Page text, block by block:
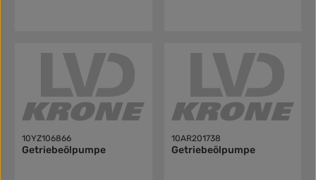
10YZ106866
Getriebeölpumpe
10AR201738
Getriebeölpumpe